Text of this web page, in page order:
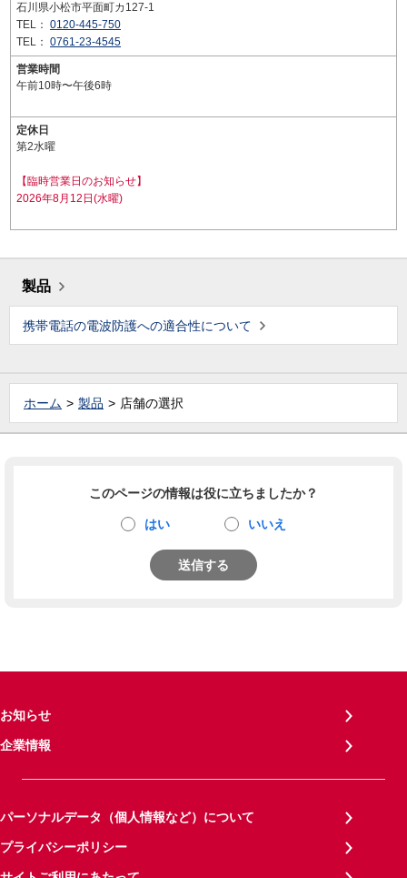
石川県小松市平面町カ127-1
TEL： 0120-445-750
TEL： 0761-23-4545
営業時間
午前10時〜午後6時
定休日
第2水曜
【臨時営業日のお知らせ】
2026年8月12日(水曜)
製品
携帯電話の電波防護への適合性について
ホーム 製品 店舗の選択
このページの情報は役に立ちましたか？
はい いいえ
送信する
お知らせ
企業情報
パーソナルデータ（個人情報など）について
プライバシーポリシー